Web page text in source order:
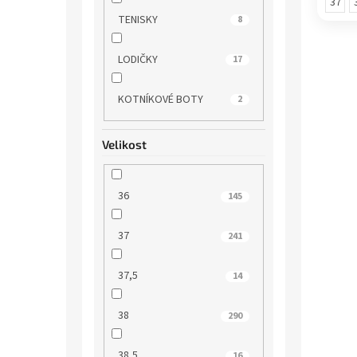
TENISKY 8
LODIČKY 17
KOTNÍKOVÉ BOTY 2
Velikost
36 145
37 241
37,5 14
38 290